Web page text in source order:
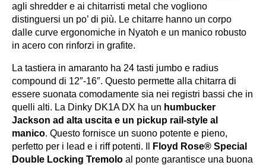
agli shredder e ai chitarristi metal che vogliono
distinguersi un po’ di più. Le chitarre hanno un corpo
dalle curve ergonomiche in Nyatoh e un manico robusto
in acero con rinforzi in grafite.
La tastiera in amaranto ha 24 tasti jumbo e radius
compound di 12″-16″. Questo permette alla chitarra di
essere suonata comodamente sia nei registri bassi che in
quelli alti. La Dinky DK1A DX ha un humbucker
Jackson ad alta uscita e un pickup rail-style al
manico. Questo fornisce un suono potente e pieno,
perfetto per i lead e i riff potenti. Il
Floyd Rose® Special
Double Locking Tremolo al ponte garantisce una buona